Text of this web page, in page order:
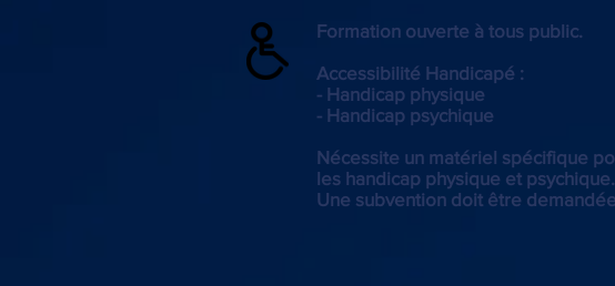
Formation ouverte à tous public.
Accessibilité Handicapé :
- Handicap physique
- Handicap psychique
Nécessite un matériel spécifique
les handicap physique et psychique.
Une subvention doit être